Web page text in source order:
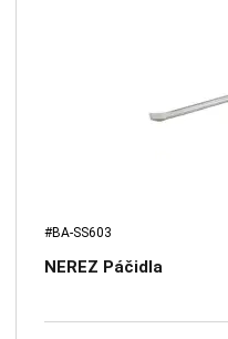
#BA-SS603
NEREZ Páčidla